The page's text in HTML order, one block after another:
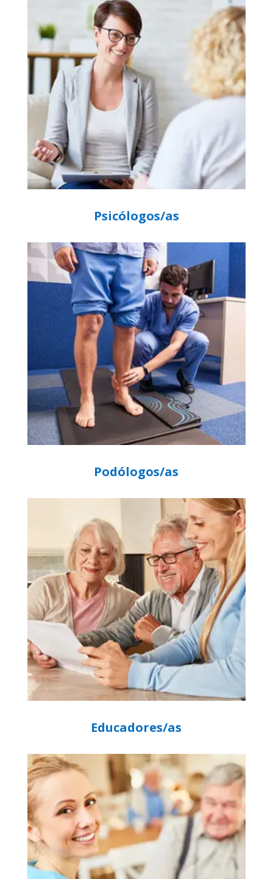
Psicólogos/as
Podólogos/as
Educadores/as